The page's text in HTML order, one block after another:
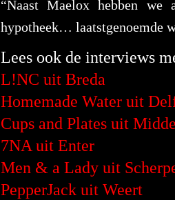
“Naast Maelox hebben
hypotheek… laatstgenoemde
Lees ook de interviews
L!NC uit Breda
Homemade Water uit
Cups and Plates uit
7NA uit Enter
Men & a Lady uit
PepperJack uit Weert